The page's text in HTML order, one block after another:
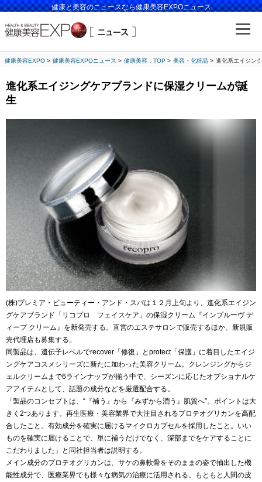
健康と美容のニュースなら健康美容EXPOニュース
健康美容EXPO 健康美容EXPOニュース 健康美容：TOP 美容・化粧品 進化系エイジン
進化系エイジングケアブランドに保湿クリームが誕
生
(株)プレミア・ビューティー・アンド・スパは１２月上旬より、進化系エイジン
グケアブランド「リコプロ フェイスケア」の保湿クリーム『インプルーヴ デ
ィープ クリーム』を新発売する。直営のエステサロンで販売するほか、新規販
売代理店も募集する。
同製品は、遺伝子レベルでrecover「修復」とprotect「保護」に着目したエイジ
ングケアコスメシリーズに新たに加わった美容クリーム。クレンジングからジ
ェルクリームまで6ラインナップが揃う中で、シーズンに応じたオプショナルケ
アアイテムとして、話題の成分などを厳選配合する。
「製品のコンセプトは、“『補う』から『みずから潤う』肌質へ”。ポイントは大
きく2つあります。再生医療・美容業界で大注目されるプロテオグリカンを高配
合したこと。有効成分を確実に届けるマイクロカプセルを採用したこと。いい
ものを確実に届けることで、単に補うだけでなく、深部までをケアすることに
こだわりました」と同社担当者は説明する。
メイン成分のプロテオグリカンは、サケの鼻軟骨をそのままの姿で抽出した機
能性成分で、医療業界でも様々な病気の治療に活用される。もともと人間の皮